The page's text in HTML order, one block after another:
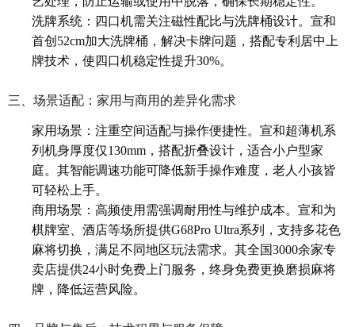
洗牌系统：四口机需关注磁性配比与洗牌桶设计。宣和
首创52cm加大洗牌桶，解决卡牌问题，搭配专利居中上
牌技术，使四口机稳定性提升30%。
三、场景适配：家用与商用的差异化需求
家用场景：注重空间适配与操作便捷性。宣和超薄机系
列机身厚度仅130mm，搭配折叠设计，适合小户型家
庭。其智能调速功能可降低新手操作难度，老人小孩皆
可轻松上手。
商用场景：高频使用需强调耐用性与维护成本。宣和为
棋牌室、酒店等场所提供G68Pro Ultra系列，支持多花色
麻将切换，满足不同地区玩法需求。其全国3000余家专
卖店提供24小时免费上门服务，终身免费更换磨损麻将
牌，降低运营风险。